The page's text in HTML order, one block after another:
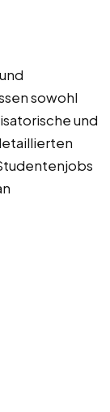
sowohl
und